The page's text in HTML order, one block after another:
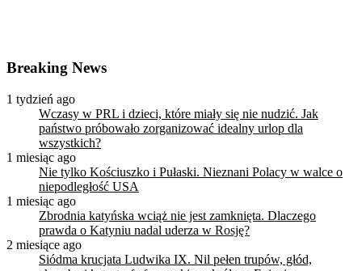
Breaking News
1 tydzień ago
Wczasy w PRL i dzieci, które miały się nie nudzić. Jak
państwo próbowało zorganizować idealny urlop dla
wszystkich?
1 miesiąc ago
Nie tylko Kościuszko i Pułaski. Nieznani Polacy w walce o
niepodległość USA
1 miesiąc ago
Zbrodnia katyńska wciąż nie jest zamknięta. Dlaczego
prawda o Katyniu nadal uderza w Rosję?
2 miesiące ago
Siódma krucjata Ludwika IX. Nil pełen trupów, głód,